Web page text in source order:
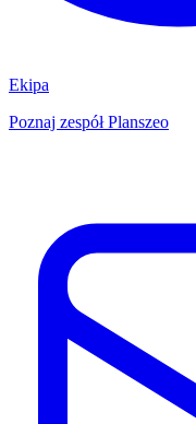
Ekipa
Poznaj zespół Planszeo